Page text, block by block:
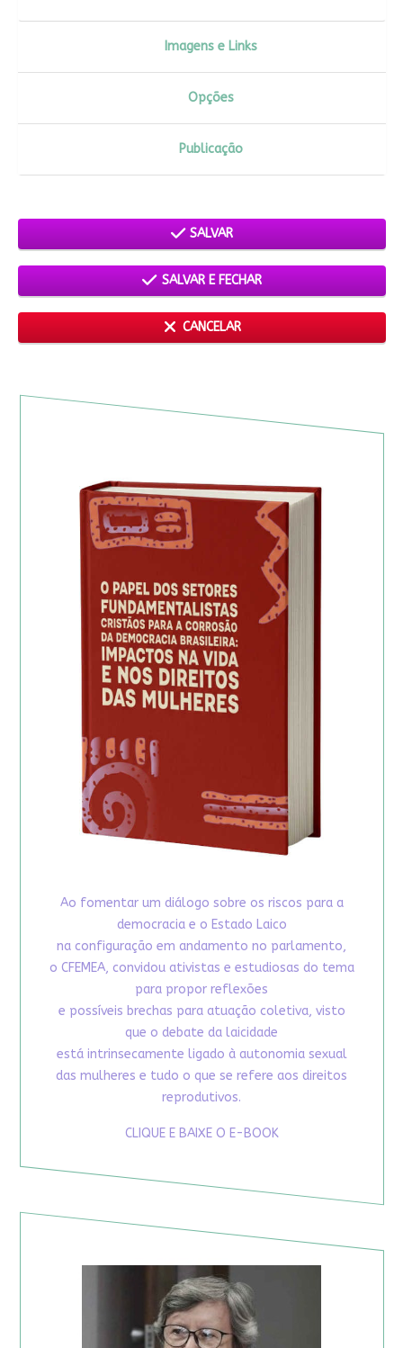
Imagens e Links
Opções
Publicação
SALVAR
SALVAR E FECHAR
CANCELAR
Ao fomentar um diálogo sobre os riscos para a
democracia e o Estado Laico
na configuração em andamento no parlamento,
o CFEMEA, convidou ativistas e estudiosas do tema
para propor reflexões
e possíveis brechas para atuação coletiva, visto
que o debate da laicidade
está intrinsecamente ligado à autonomia sexual
das mulheres e tudo o que se refere aos direitos
reprodutivos.
CLIQUE E BAIXE O E-BOOK